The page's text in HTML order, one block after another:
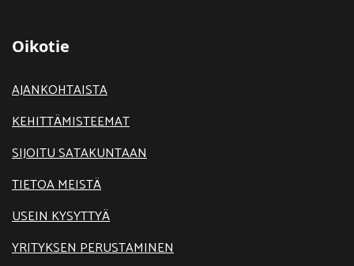
Oikotie
AJANKOHTAISTA
KEHITTÄMISTEEMAT
SIJOITU SATAKUNTAAN
TIETOA MEISTÄ
USEIN KYSYTTYÄ
YRITYKSEN PERUSTAMINEN